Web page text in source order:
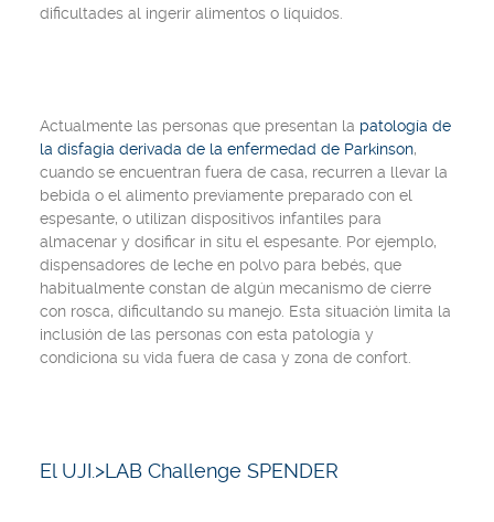
dificultades al ingerir alimentos o líquidos.
Actualmente las personas que presentan la patología de
la disfagia derivada de la enfermedad de Parkinson,
cuando se encuentran fuera de casa, recurren a llevar la
bebida o el alimento previamente preparado con el
espesante, o utilizan dispositivos infantiles para
almacenar y dosificar in situ el espesante. Por ejemplo,
dispensadores de leche en polvo para bebés, que
habitualmente constan de algún mecanismo de cierre
con rosca, dificultando su manejo. Esta situación limita la
inclusión de las personas con esta patología y
condiciona su vida fuera de casa y zona de confort.
El UJI.>LAB Challenge SPENDER